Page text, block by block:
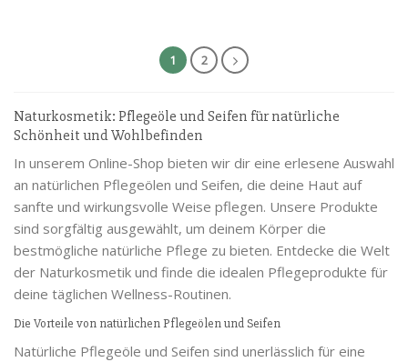
1 2
Naturkosmetik: Pflegeöle und Seifen für natürliche
Schönheit und Wohlbefinden
In unserem Online-Shop bieten wir dir eine erlesene Auswahl
an natürlichen Pflegeölen und Seifen, die deine Haut auf
sanfte und wirkungsvolle Weise pflegen. Unsere Produkte
sind sorgfältig ausgewählt, um deinem Körper die
bestmögliche natürliche Pflege zu bieten. Entdecke die Welt
der Naturkosmetik und finde die idealen Pflegeprodukte für
deine täglichen Wellness-Routinen.
Die Vorteile von natürlichen Pflegeölen und Seifen
Natürliche Pflegeöle und Seifen sind unerlässlich für eine